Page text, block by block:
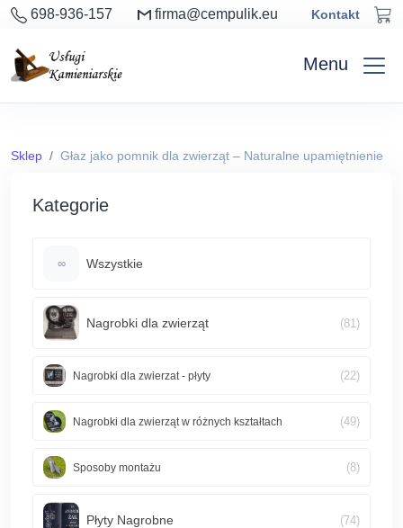
698-936-157 firma@cempulik.eu Kontakt
Menu
Sklep Głaz jako pomnik dla zwierząt – Naturalne upamiętnienie
Kategorie
∞ Wszystkie
Nagrobki dla zwierząt (81)
Nagrobki dla zwierzat - płyty (22)
Nagrobki dla zwierząt w różnych kształtach (49)
Sposoby montażu (8)
Płyty Nagrobne (74)